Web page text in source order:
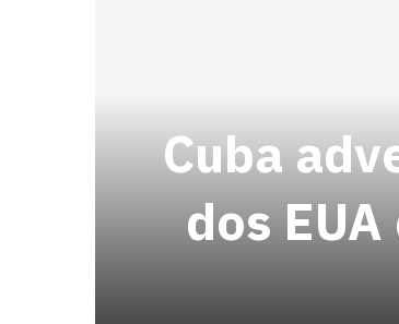
Cuba
dos